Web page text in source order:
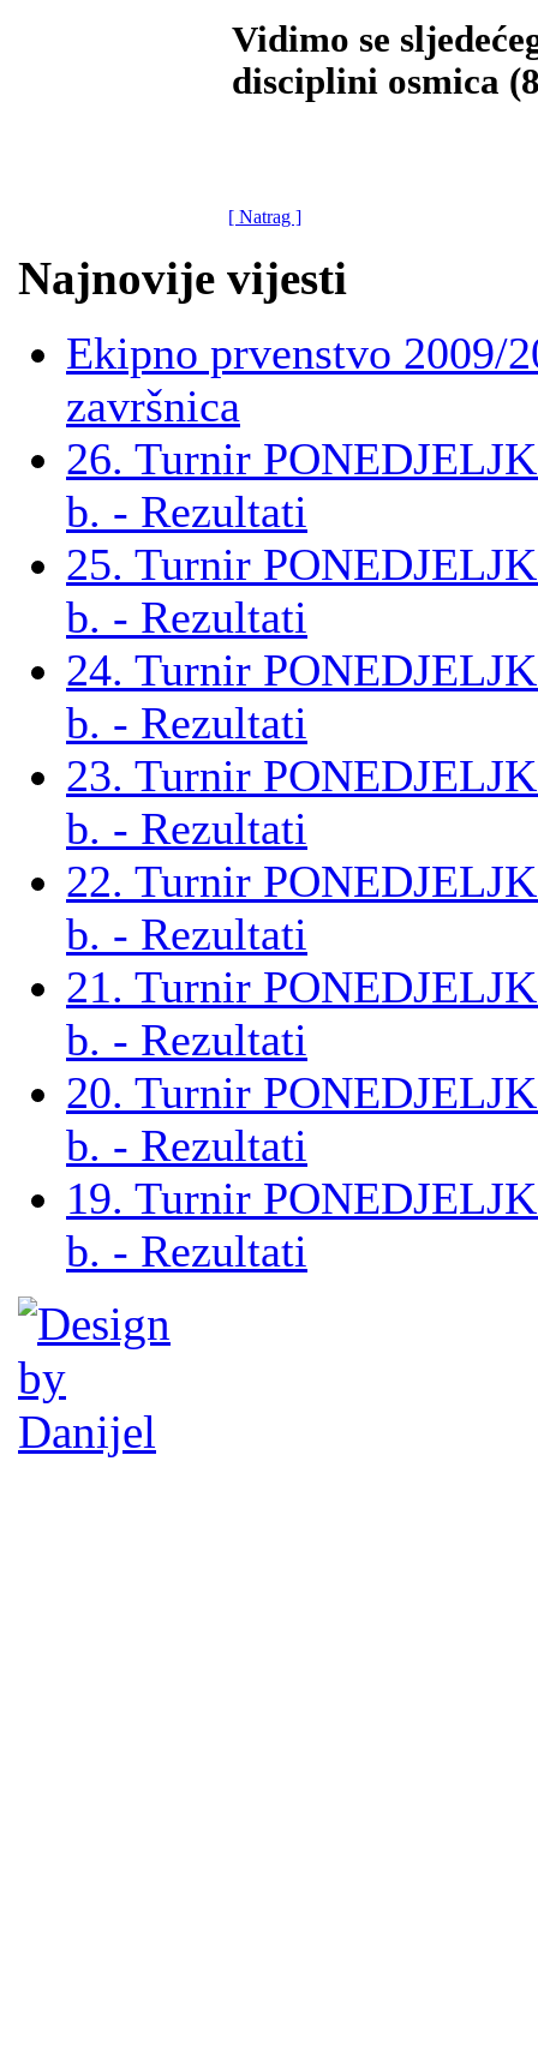
Vidimo se
disciplini osmica
[ Natrag ]
Najnovije vijesti
Ekipno prvenstvo 2009/
završnica
26. Turnir
b. - Rezultati
25. Turnir
b. - Rezultati
24. Turnir
b. - Rezultati
23. Turnir
b. - Rezultati
22. Turnir
b. - Rezultati
21. Turnir
b. - Rezultati
20. Turnir
b. - Rezultati
19. Turnir
b. - Rezultati